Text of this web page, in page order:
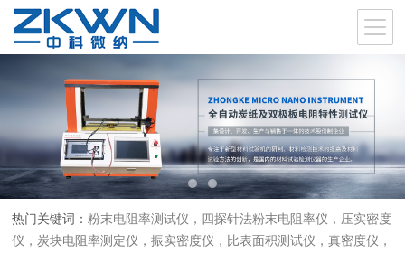
热门关键词：粉末电阻率测试仪，四探针法粉末电阻率仪，压实密度
仪，炭块电阻率测定仪，振实密度仪，比表面积测试仪，真密度仪，